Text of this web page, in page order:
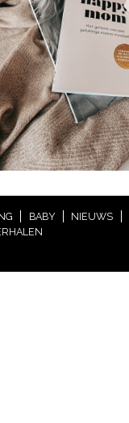
BABY NIEUWS